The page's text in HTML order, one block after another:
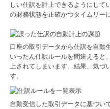
しい仕訳を計上できるようにして
の財務状態を正確かつタイムリー
口座の取引データから仕訳を自動
いったん仕訳ルールを間違えると
上されてしまいます。結果、気づ
す。
自動受信した取引データに基づい